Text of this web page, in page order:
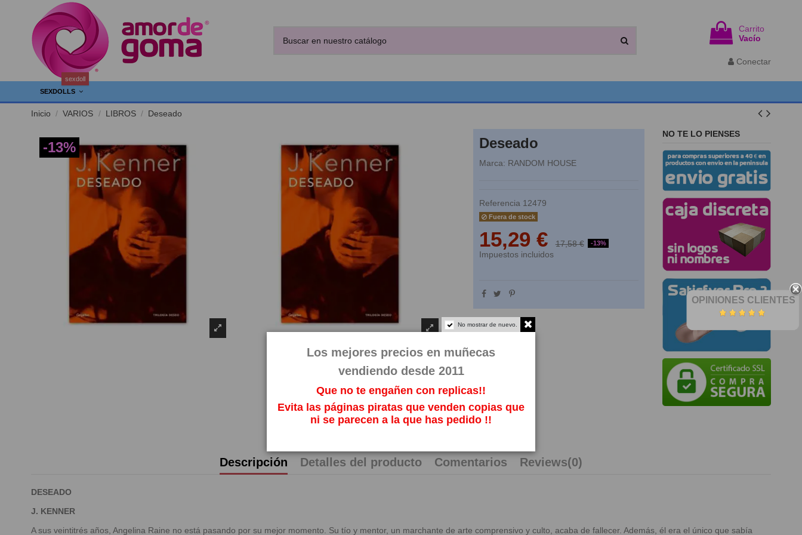
Carrito
Vacío
Conectar
SEXDOLLS
sexdoll
Inicio VARIOS LIBROS Deseado
-13% Deseado
Marca: RANDOM HOUSE
Referencia 12479
Fuera de stock
15,29 € 17,58 € -13%
Impuestos incluidos
NO TE LO PIENSES
Descripción Detalles del producto Comentarios Reviews(0)
DESEADO
J. KENNER
A sus veintitrés años, Angelina Raine no está pasando por su mejor momento. Su tío y mentor, un marchante de arte comprensivo y culto, acaba de fallecer. Además, él era el único que sabía
OPINIONES CLIENTES
No mostrar de nuevo.
Los mejores precios en muñecas
vendiendo desde 2011
Que no te engañen con replicas!!
Evita las páginas piratas que venden copias que
ni se parecen a la que has pedido !!